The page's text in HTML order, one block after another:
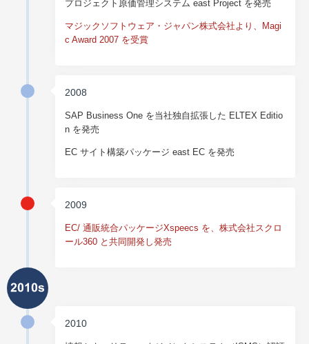
プロジェクト原価管理システム east Project を発売
マジックソフトウェア・ジャパン株式会社より、Magi
c Award 2007 を受賞
2008
SAP Business One を当社独自拡張した ELTEX Editio
n を発売
EC サイト構築パッケージ east EC を発売
2009
EC/ 通販統合パッケージXspeecs を、株式会社スクロ
ール360 と共同開発し発売
2010